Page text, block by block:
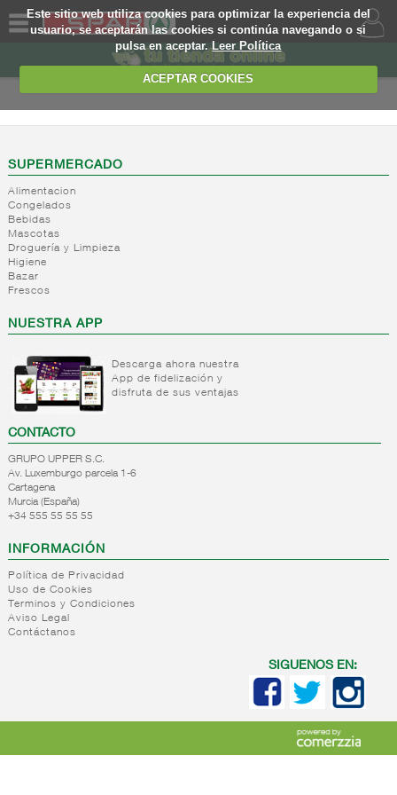
Este sitio web utiliza cookies para optimizar la experiencia del
usuario, se aceptarán las cookies si continúa navegando o si
pulsa en aceptar.Leer Política
ACEPTAR COOKIES
SOMOS
WEB
EJEMPLO
SUPERMERCADO
Alimentacion
Congelados
Bebidas
Mascotas
Droguería y Limpieza
Higiene
Bazar
Frescos
NUESTRA APP
Descarga ahora nuestra
App de fidelización y
disfruta de sus ventajas
CONTACTO
GRUPO UPPER S.C.
Av. Luxemburgo parcela 1-6
Cartagena
Murcia (España)
+34 555 55 55 55
INFORMACIÓN
Política de Privacidad
Uso de Cookies
Terminos y Condiciones
Aviso Legal
Contáctanos
SIGUENOS EN: